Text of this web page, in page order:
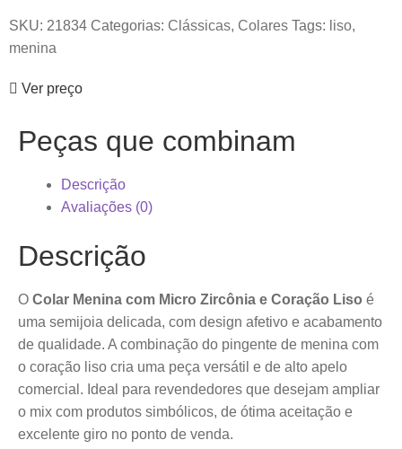
SKU: 21834 Categorias: Clássicas, Colares Tags: liso,
menina
Ver preço
Peças que combinam
Descrição
Avaliações (0)
Descrição
O Colar Menina com Micro Zircônia e Coração Liso é
uma semijoia delicada, com design afetivo e acabamento
de qualidade. A combinação do pingente de menina com
o coração liso cria uma peça versátil e de alto apelo
comercial. Ideal para revendedores que desejam ampliar
o mix com produtos simbólicos, de ótima aceitação e
excelente giro no ponto de venda.